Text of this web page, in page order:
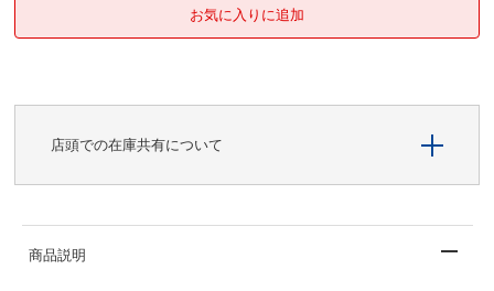
店頭での在庫共有について
商品説明